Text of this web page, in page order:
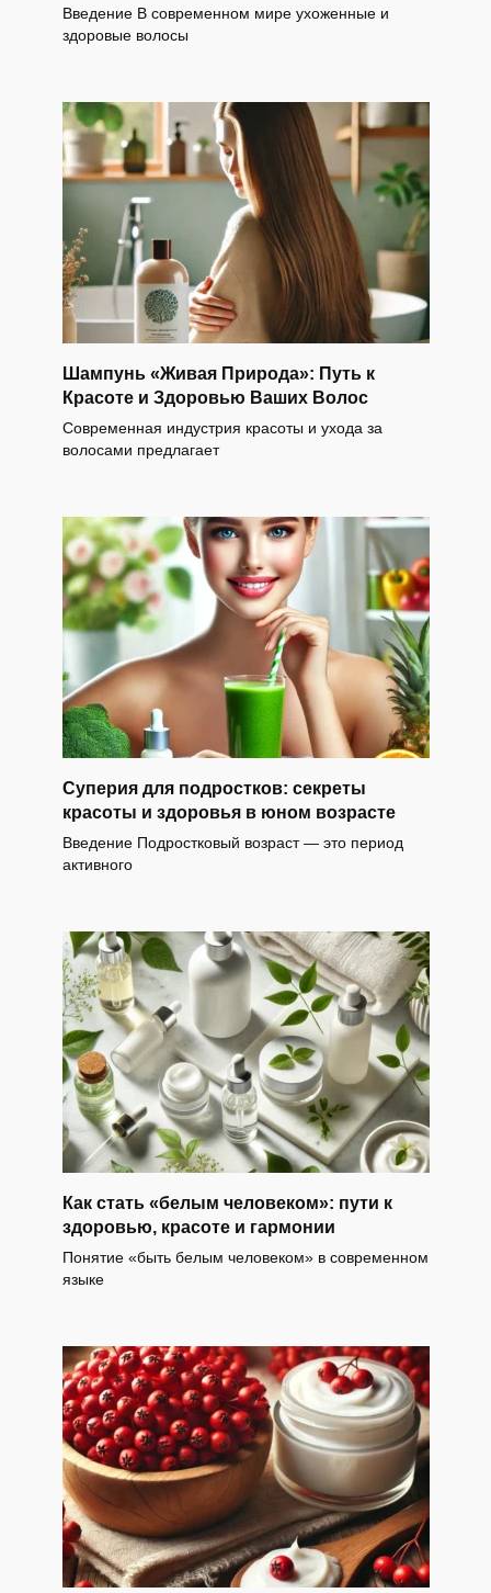
Введение В современном мире ухоженные и
здоровые волосы
Шампунь «Живая Природа»: Путь к
Красоте и Здоровью Ваших Волос
Современная индустрия красоты и ухода за
волосами предлагает
Суперия для подростков: секреты
красоты и здоровья в юном возрасте
Введение Подростковый возраст — это период
активного
Как стать «белым человеком»: пути к
здоровью, красоте и гармонии
Понятие «быть белым человеком» в современном
языке